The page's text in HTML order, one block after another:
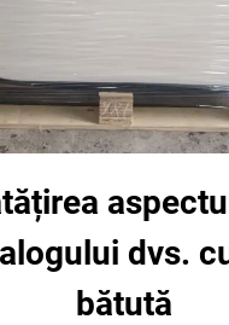
dvs.
bătută